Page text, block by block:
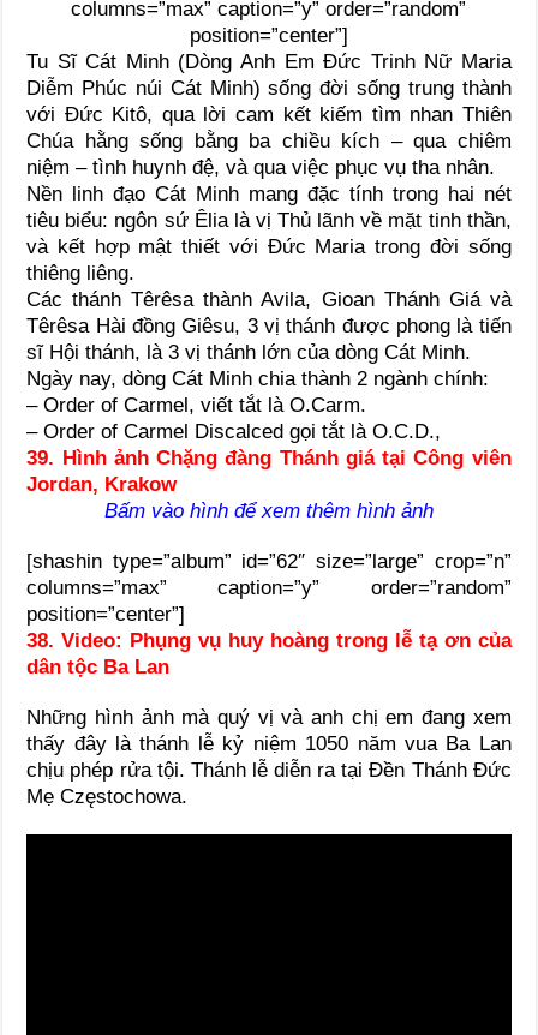
columns=”max” caption=”y” order=”random”
position=”center”]
Tu Sĩ Cát Minh (Dòng Anh Em Đức Trinh Nữ Maria
Diễm Phúc núi Cát Minh) sống đời sống trung thành
với Đức Kitô, qua lời cam kết kiếm tìm nhan Thiên
Chúa hằng sống bằng ba chiều kích – qua chiêm
niệm – tình huynh đệ, và qua việc phục vụ tha nhân.
Nền linh đạo Cát Minh mang đặc tính trong hai nét
tiêu biểu: ngôn sứ Êlia là vị Thủ lãnh về mặt tinh thần,
và kết hợp mật thiết với Đức Maria trong đời sống
thiêng liêng.
Các thánh Têrêsa thành Avila, Gioan Thánh Giá và
Têrêsa Hài đồng Giêsu, 3 vị thánh được phong là tiến
sĩ Hội thánh, là 3 vị thánh lớn của dòng Cát Minh.
Ngày nay, dòng Cát Minh chia thành 2 ngành chính:
– Order of Carmel, viết tắt là O.Carm.
– Order of Carmel Discalced gọi tắt là O.C.D.,
39. Hình ảnh Chặng đàng Thánh giá tại Công viên
Jordan, Krakow
Bấm vào hình để xem thêm hình ảnh
[shashin type=”album” id=”62″ size=”large” crop=”n”
columns=”max” caption=”y” order=”random”
position=”center”]
38. Video: Phụng vụ huy hoàng trong lễ tạ ơn của
dân tộc Ba Lan
Những hình ảnh mà quý vị và anh chị em đang xem
thấy đây là thánh lễ kỷ niệm 1050 năm vua Ba Lan
chịu phép rửa tội. Thánh lễ diễn ra tại Đền Thánh Đức
Mẹ Częstochowa.